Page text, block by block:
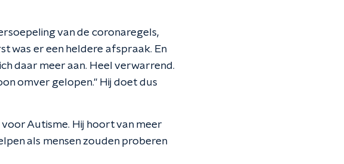
van de coronaregels,
was er een heldere afspraak. En
daar meer aan. Heel verwarrend.
omver gelopen." Hij doet dus
Autisme. Hij hoort van meer
als mensen zouden proberen